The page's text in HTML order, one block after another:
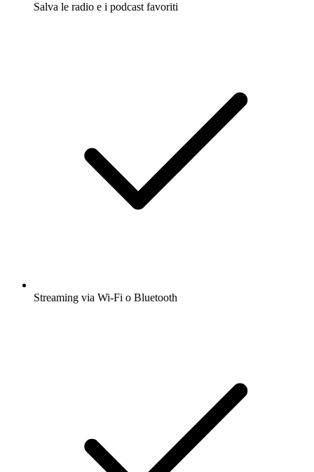
Salva le radio e i podcast favoriti
Streaming via Wi-Fi o Bluetooth